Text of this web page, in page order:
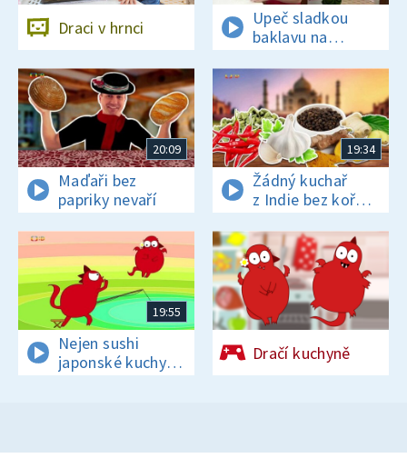
Draci v hrnci
Upeč sladkou
baklavu na
tureckou oslavu
20:09
Maďaři bez
papriky nevaří
19:34
Žádný kuchař
z Indie bez koření
nežije!
19:55
Nejen sushi
japonské kuchyni
sluší
Dračí kuchyně